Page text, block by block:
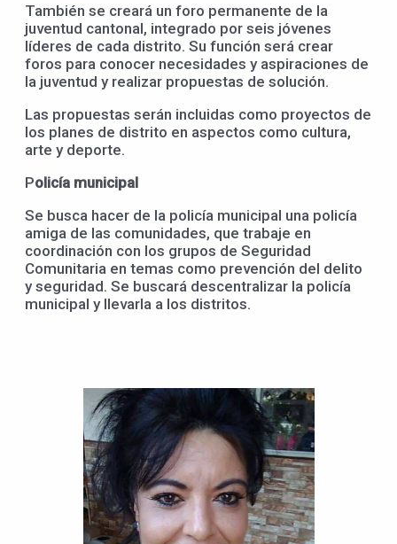
También se creará un foro permanente de la
juventud cantonal, integrado por seis jóvenes
líderes de cada distrito. Su función será crear
foros para conocer necesidades y aspiraciones de
la juventud y realizar propuestas de solución.
Las propuestas serán incluidas como proyectos de
los planes de distrito en aspectos como cultura,
arte y deporte.
Policía municipal
Se busca hacer de la policía municipal una policía
amiga de las comunidades, que trabaje en
coordinación con los grupos de Seguridad
Comunitaria en temas como prevención del delito
y seguridad. Se buscará descentralizar la policía
municipal y llevarla a los distritos.